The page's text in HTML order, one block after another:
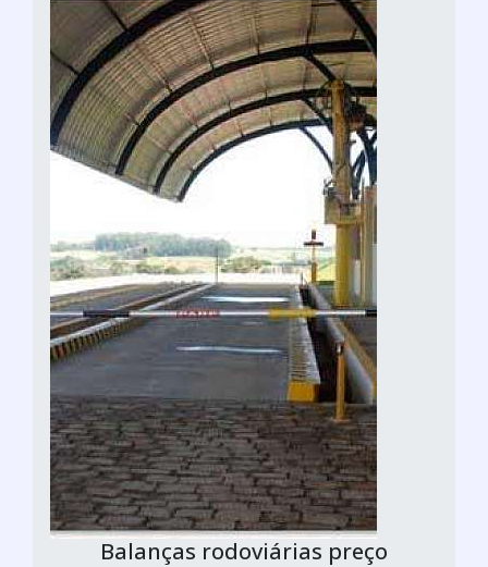
Balanças rodoviárias preço